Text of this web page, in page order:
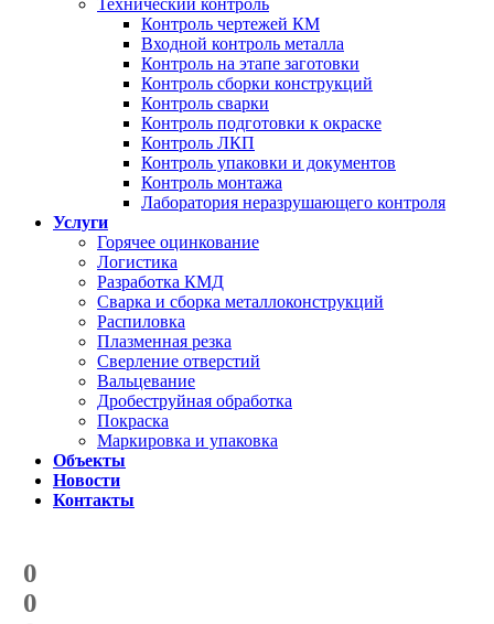
Технический контроль
Контроль чертежей КМ
Входной контроль металла
Контроль на этапе заготовки
Контроль сборки конструкций
Контроль сварки
Контроль подготовки к окраске
Контроль ЛКП
Контроль упаковки и документов
Контроль монтажа
Лаборатория неразрушающего контроля
Услуги
Горячее оцинкование
Логистика
Разработка КМД
Сварка и сборка металлоконструкций
Распиловка
Плазменная резка
Сверление отверстий
Вальцевание
Дробеструйная обработка
Покраска
Маркировка и упаковка
Объекты
Новости
Контакты
0
0